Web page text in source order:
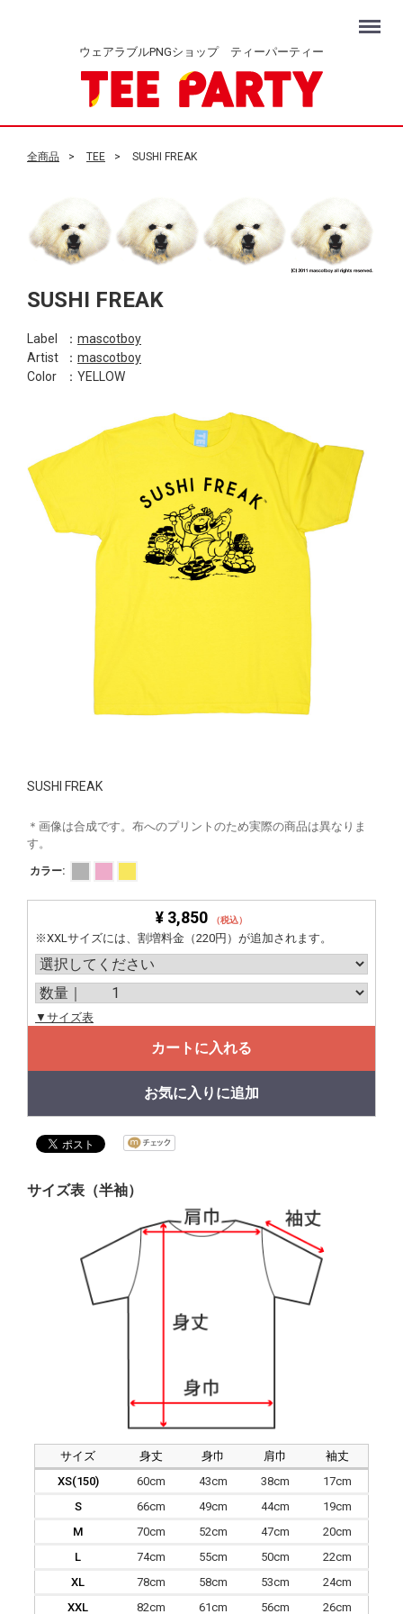
ウェアラブルPNGショップ ティーパーティー
Menu
全商品 TEE SUSHI FREAK
SUSHI FREAK
Label ： mascotboy
Artist
： mascotboy
Color
：YELLOW
SUSHI FREAK
＊画像は合成です。布へのプリントのため実際の商品は異なりま
す。
カラー:
¥ 3,850 （税込）
※XXLサイズには、割増料金（220円）が追加されます。
▼サイズ表
カートに入れる
お気に入りに追加
サイズ表（半袖）
サイズ 身丈 身巾 肩巾
袖丈
XS(150)
60cm 43cm 38cm
17cm
S
66cm 49cm 44cm
19cm
M
70cm 52cm 47cm
20cm
L
74cm 55cm 50cm
22cm
XL
78cm 58cm 53cm
24cm
XXL
82cm 61cm 56cm 26cm